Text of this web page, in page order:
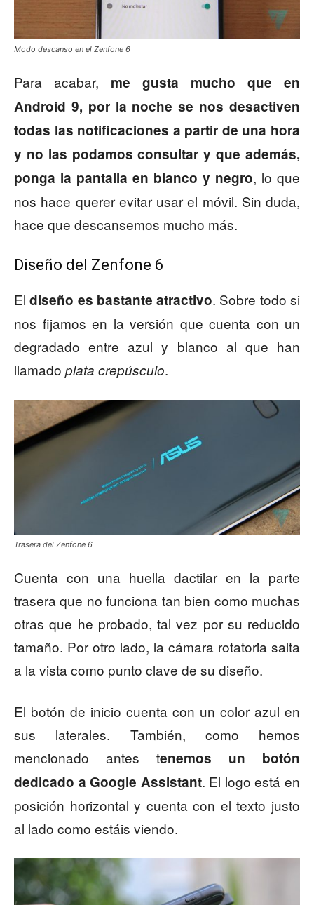
Modo descanso en el Zenfone 6
Para acabar, me gusta mucho que en
Android 9, por la noche se nos desactiven
todas las notificaciones a partir de una hora
y no las podamos consultar y que además,
ponga la pantalla en blanco y negro, lo que
nos hace querer evitar usar el móvil. Sin duda,
hace que descansemos mucho más.
Diseño del Zenfone 6
El diseño es bastante atractivo. Sobre todo si
nos fijamos en la versión que cuenta con un
degradado entre azul y blanco al que han
llamado plata crepúsculo.
Trasera del Zenfone 6
Cuenta con una huella dactilar en la parte
trasera que no funciona tan bien como muchas
otras que he probado, tal vez por su reducido
tamaño. Por otro lado, la cámara rotatoria salta
a la vista como punto clave de su diseño.
El botón de inicio cuenta con un color azul en
sus laterales. También, como hemos
mencionado antes tenemos un botón
dedicado a Google Assistant. El logo está en
posición horizontal y cuenta con el texto justo
al lado como estáis viendo.